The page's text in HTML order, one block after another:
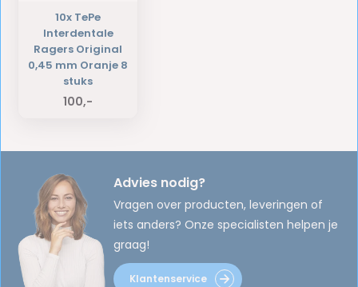
10x TePe
Interdentale
Ragers Original
0,45 mm Oranje 8
stuks
100,-
Advies nodig?
Vragen over producten, leveringen of
iets anders? Onze specialisten helpen je
graag!
Klantenservice